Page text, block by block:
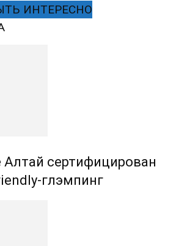
ИНТЕРЕСНО
Алтай сертифицирован
глэмпинг